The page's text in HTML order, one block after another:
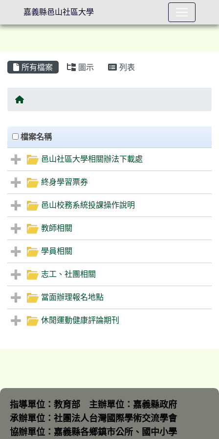
所有檔案 圖示 列表
回首頁
Files List
clickAll
檔案名稱
邑山社區大學相關辦法下載處
終身學習票券
邑山校務系統投課操作說明
教師相關
學員相關
志工、社團相關
當面辦理報名地點
休閒運動健康評論期刊
指導單位：教育部 主辦單位：嘉義縣政府
承辦單位：社團法人台灣國際學術交流學會
協辦單位：嘉義縣各鄉鎮市公所、國中小學
嘉義縣邑山社區大學